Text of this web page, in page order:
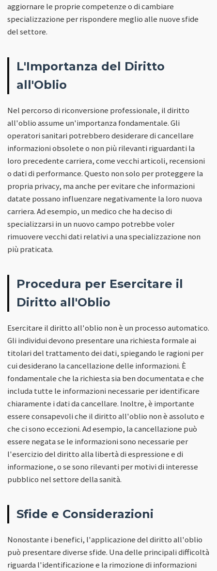
aggiornare le proprie competenze o di cambiare
specializzazione per rispondere meglio alle nuove sfide
del settore.
L'Importanza del Diritto
all'Oblio
Nel percorso di riconversione professionale, il diritto
all'oblio assume un'importanza fondamentale. Gli
operatori sanitari potrebbero desiderare di cancellare
informazioni obsolete o non più rilevanti riguardanti la
loro precedente carriera, come vecchi articoli, recensioni
o dati di performance. Questo non solo per proteggere la
propria privacy, ma anche per evitare che informazioni
datate possano influenzare negativamente la loro nuova
carriera. Ad esempio, un medico che ha deciso di
specializzarsi in un nuovo campo potrebbe voler
rimuovere vecchi dati relativi a una specializzazione non
più praticata.
Procedura per Esercitare il
Diritto all'Oblio
Esercitare il diritto all'oblio non è un processo automatico.
Gli individui devono presentare una richiesta formale ai
titolari del trattamento dei dati, spiegando le ragioni per
cui desiderano la cancellazione delle informazioni. È
fondamentale che la richiesta sia ben documentata e che
includa tutte le informazioni necessarie per identificare
chiaramente i dati da cancellare. Inoltre, è importante
essere consapevoli che il diritto all'oblio non è assoluto e
che ci sono eccezioni. Ad esempio, la cancellazione può
essere negata se le informazioni sono necessarie per
l'esercizio del diritto alla libertà di espressione e di
informazione, o se sono rilevanti per motivi di interesse
pubblico nel settore della sanità.
Sfide e Considerazioni
Nonostante i benefici, l'applicazione del diritto all'oblio
può presentare diverse sfide. Una delle principali difficoltà
riguarda l'identificazione e la rimozione di informazioni